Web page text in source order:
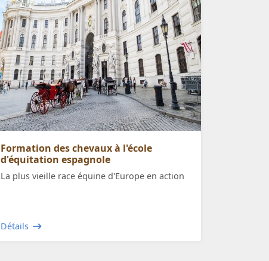
Formation des chevaux à l'école
d'équitation espagnole
La plus vieille race équine d'Europe en action
Détails